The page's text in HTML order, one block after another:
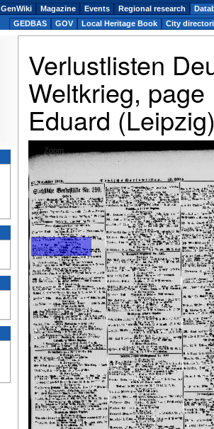
Verlustlisten
Weltkrieg,
Eduard
Zoom
GenWiki Magazine Events Regional research
GEDBAS
GOV Local Heritage Book City